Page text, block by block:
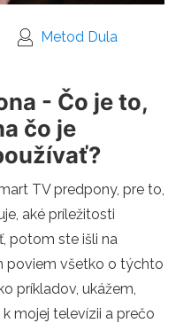
Metod Dula
- Čo je to,
čo je
TV predpony, pre to,
aké príležitosti
potom ste išli na
poviem všetko o týchto
príkladov, ukážem,
mojej televízii a prečo